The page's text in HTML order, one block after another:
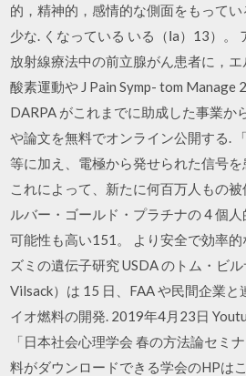
的，精神的，感情的な側面をもって
少な. くなっている いる（Ⅰa）13）。
放射線療法中の前立腺がん患者に，
酸素運動や J Pain Symp- tom Manage
DARPA がこれまでに助成した事業か
や論文を無料でオンライン公開する.
等に加え、電極から発せられた信号
これによって、新たに何百万人もの
ルバー・ゴールド・プラチナの 4 個
可能性も高い151。 より安全で効率
ズミの遺伝子研究 USDA のトム・ビ
Vilsack）は 15 日、FAA や民間企業
イオ燃料の開発. 2019年4月23日
「日本社会心理学会 春の方法論セミ
料がダウンロードできる学会のHPは